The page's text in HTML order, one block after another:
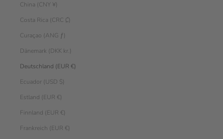
China (CNY ¥)
Costa Rica (CRC ₡)
Curaçao (ANG ƒ)
Dänemark (DKK kr.)
Deutschland (EUR €)
Ecuador (USD $)
Estland (EUR €)
Finnland (EUR €)
Frankreich (EUR €)